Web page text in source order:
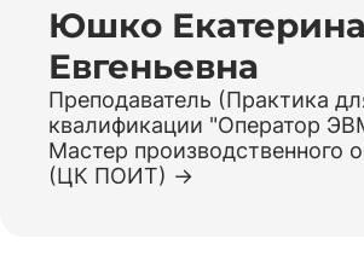
Юшко Екатерина
Евгеньевна
Преподаватель (Практика
квалификации "Оператор
Мастер производственного
(ЦК ПОИТ)